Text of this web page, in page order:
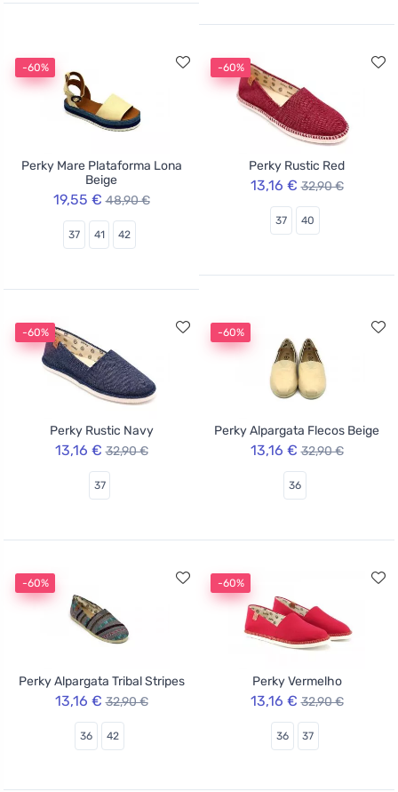
-60%
Perky Mare Plataforma Lona
Beige
19,55 € 48,90 €
37 41 42
-60%
Perky Rustic Red
13,16 € 32,90 €
37 40
-60%
Perky Rustic Navy
13,16 € 32,90 €
37
-60%
Perky Alpargata Flecos Beige
13,16 € 32,90 €
36
-60%
Perky Alpargata Tribal Stripes
13,16 € 32,90 €
36 42
-60%
Perky Vermelho
13,16 € 32,90 €
36 37